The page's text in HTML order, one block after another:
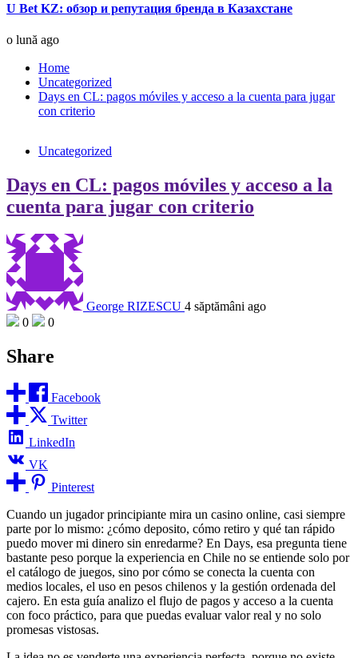
U Bet KZ: обзор и репутация бренда в Казахстане
o lună ago
Home
Uncategorized
Days en CL: pagos móviles y acceso a la cuenta para jugar
con criterio
Uncategorized
Days en CL: pagos móviles y acceso a la
cuenta para jugar con criterio
George RIZESCU 4 săptămâni ago
0
0
Share
Facebook
Twitter
LinkedIn
VK
Pinterest
Cuando un jugador principiante mira un casino online, casi siempre
parte por lo mismo: ¿cómo deposito, cómo retiro y qué tan rápido
puedo mover mi dinero sin enredarme? En Days, esa pregunta tiene
bastante peso porque la experiencia en Chile no se entiende solo por
el catálogo de juegos, sino por cómo se conecta la cuenta con
medios locales, el uso en pesos chilenos y la gestión ordenada del
cajero. En esta guía analizo el flujo de pagos y acceso a la cuenta
con foco práctico, para que puedas evaluar valor real y no solo
promesas vistosas.